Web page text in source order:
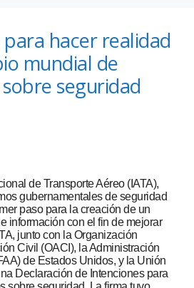
hacer realidad
mundial de
seguridad
de Transporte Aéreo (IATA),
gubernamentales de seguridad
paso para la creación de un
información con el fin de mejorar
junto con la Organización
Civil (OACI), la Administración
de Estados Unidos, y la Unión
Declaración de Intenciones para